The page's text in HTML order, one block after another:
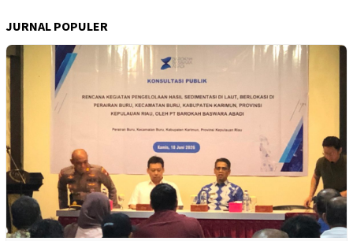
JURNAL POPULER